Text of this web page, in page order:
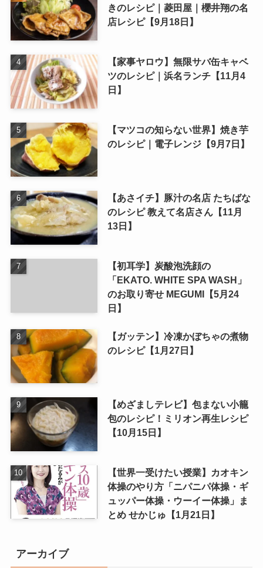
きのレシピ｜菱田屋｜櫻井翔の名
店レシピ【9月18日】
【家事ヤロウ】無限サバ缶キャベ
ツのレシピ｜浜名ランチ【11月4
日】
【マツコの知らない世界】焼き芋
のレシピ｜電子レンジ【9月7日】
【あさイチ】豚汁の名店 たちばな
のレシピ 教えて名店さん【11月
13日】
【初耳学】炭酸泡洗顔の
「EKATO. WHITE SPA WASH」
のお取り寄せ MEGUMI【5月24
日】
【ガッテン】冷凍かぼちゃの煮物
のレシピ【1月27日】
【めざましテレビ】包まない小籠
包のレシピ！ミリオン再生レシピ
【10月15日】
【世界一受けたい授業】カオキン
体操のやり方「ニパニパ体操・ギ
ュッパー体操・ウーイー体操」ま
とめ せかじゅ【1月21日】
アーカイブ